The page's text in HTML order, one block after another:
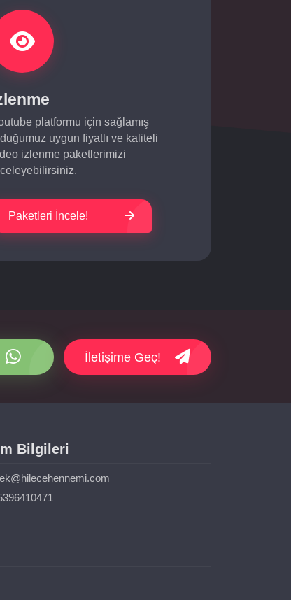
platformu için sağlamış
uygun fiyatlı ve kaliteli
izlenme paketlerimizi
Paketleri İncele!
İletişime Geç!
Bilgileri